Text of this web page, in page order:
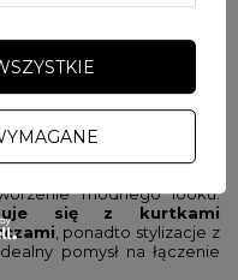
którym obowiązuje luźny
bluzą hoodie –
charakteru?
modnego looku.
się z kurtkami
, ponadto stylizacje z
pomysł na łączenie